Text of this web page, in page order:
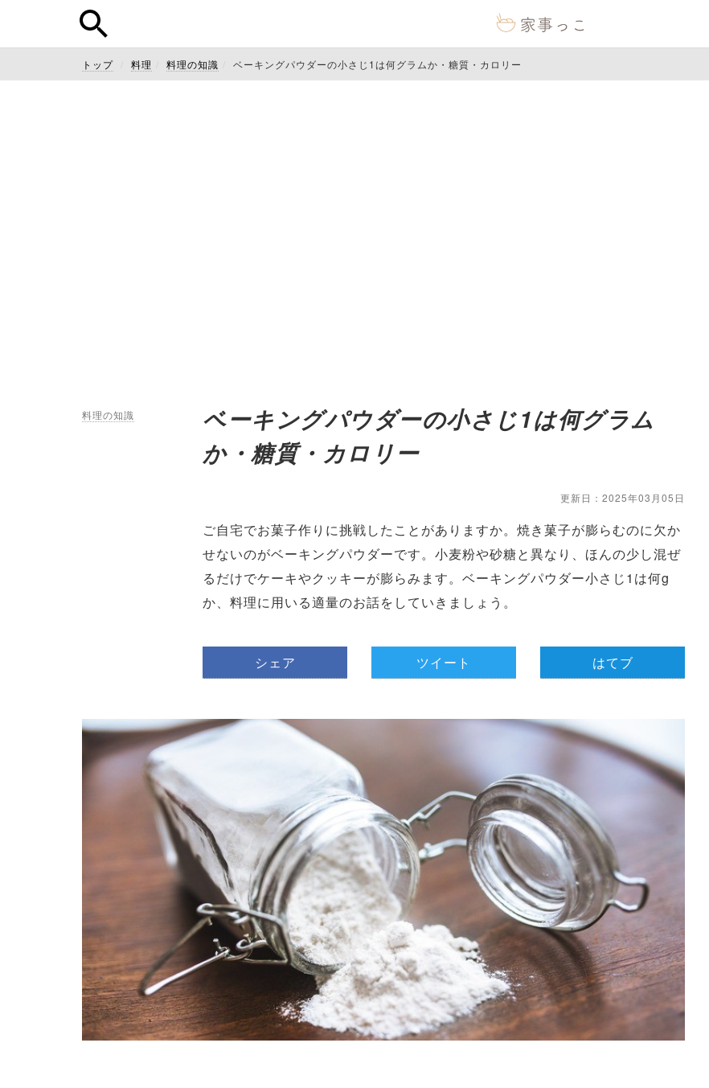
トップ 料理 料理の知識 ベーキングパウダーの小さじ1は何グラムか・糖質・カロリー
料理の知識
ベーキングパウダーの小さじ1は何グラム
か・糖質・カロリー
更新日：2025年03月05日
ご自宅でお菓子作りに挑戦したことがありますか。焼き菓子が膨らむのに欠か
せないのがベーキングパウダーです。小麦粉や砂糖と異なり、ほんの少し混ぜ
るだけでケーキやクッキーが膨らみます。ベーキングパウダー小さじ1は何g
か、料理に用いる適量のお話をしていきましょう。
シェア ツイート はてブ